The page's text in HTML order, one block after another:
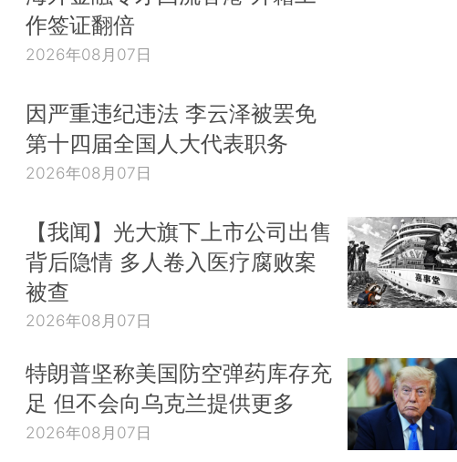
作签证翻倍
2026年08月07日
因严重违纪违法 李云泽被罢免
第十四届全国人大代表职务
2026年08月07日
【我闻】光大旗下上市公司出售
背后隐情 多人卷入医疗腐败案
被查
2026年08月07日
特朗普坚称美国防空弹药库存充
足 但不会向乌克兰提供更多
2026年08月07日